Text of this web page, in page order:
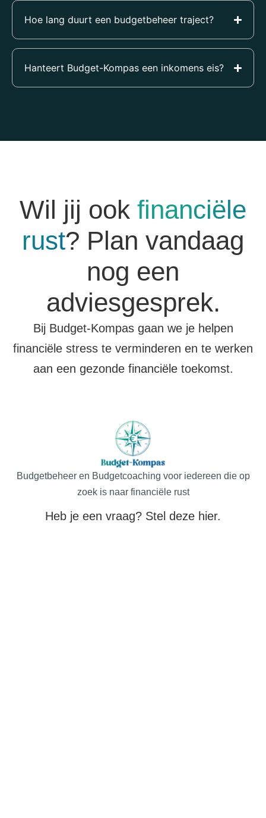
Hoe lang duurt een budgetbeheer traject?
Hanteert Budget-Kompas een inkomens eis?
Wil jij ook financiële
rust? Plan vandaag
nog een
adviesgesprek.
Bij Budget-Kompas gaan we je helpen
financiële stress te verminderen en te werken
aan een gezonde financiële toekomst.
Budgetbeheer en Budgetcoaching voor iedereen die op
zoek is naar financiële rust
Heb je een vraag? Stel deze hier.